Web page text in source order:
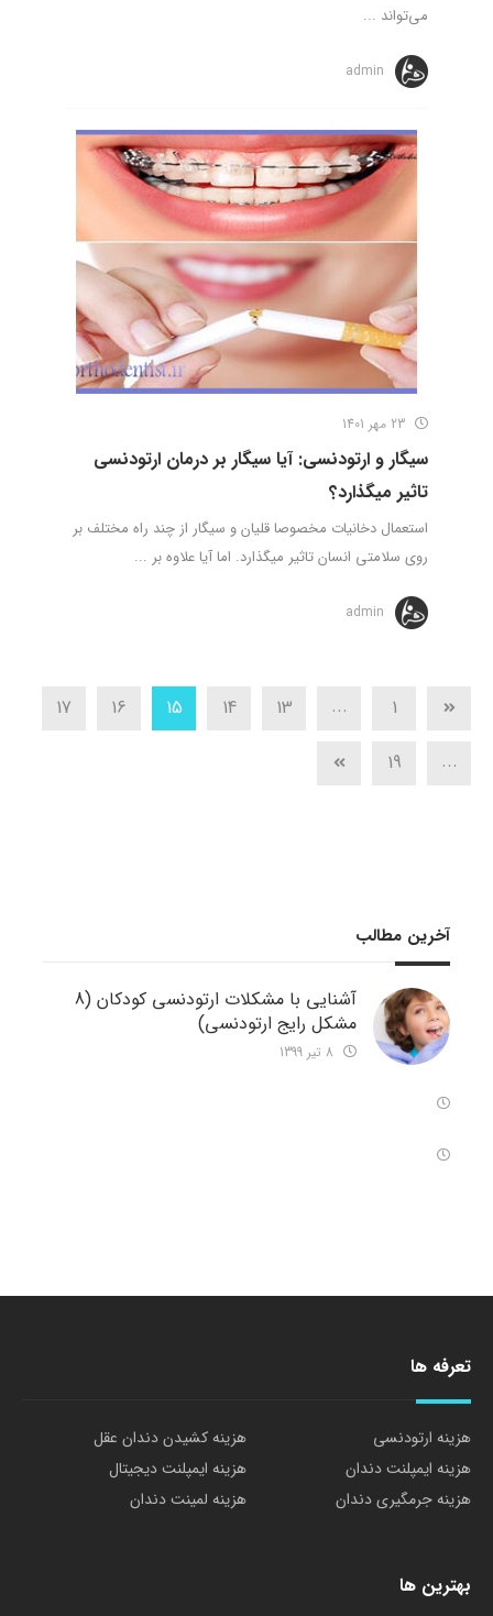
می‌تواند ...
admin
سیگار و ارتودنسی: آیا سیگار بر درمان ارتودنسی
تاثیر میگذارد؟
استعمال دخانیات مخصوصا قلیان و سیگار از چند راه مختلف بر
روی سلامتی انسان تاثیر میگذارد. اما آیا علاوه بر ...
admin
1
...
13
14
15
16
17
...
19
آخرین مطالب
آشنایی با مشکلات ارتودنسی کودکان (8
مشکل رایج ارتودنسی)
تعرفه ها
هزینه ارتودنسی
هزینه کشیدن دندان عقل
هزینه ایمپلنت دندان
هزینه ایمپلنت دیجیتال
هزینه جرمگیری دندان
هزینه لمینت دندان
بهترین ها